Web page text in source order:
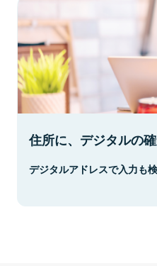
住所に、デジタルの確
デジタルアドレスで入力も